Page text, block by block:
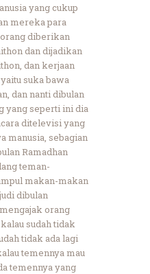
yang cukup
mereka para
diberikan
dan dijadikan
dan kerjaan
suka bawa
dan nanti dibulan
yang seperti ini dia
ditelevisi yang
manusia, sebagian
Ramadhan
teman-
makan-makan
dibulan
orang
sudah tidak
tidak ada lagi
temennya mau
temennya yang